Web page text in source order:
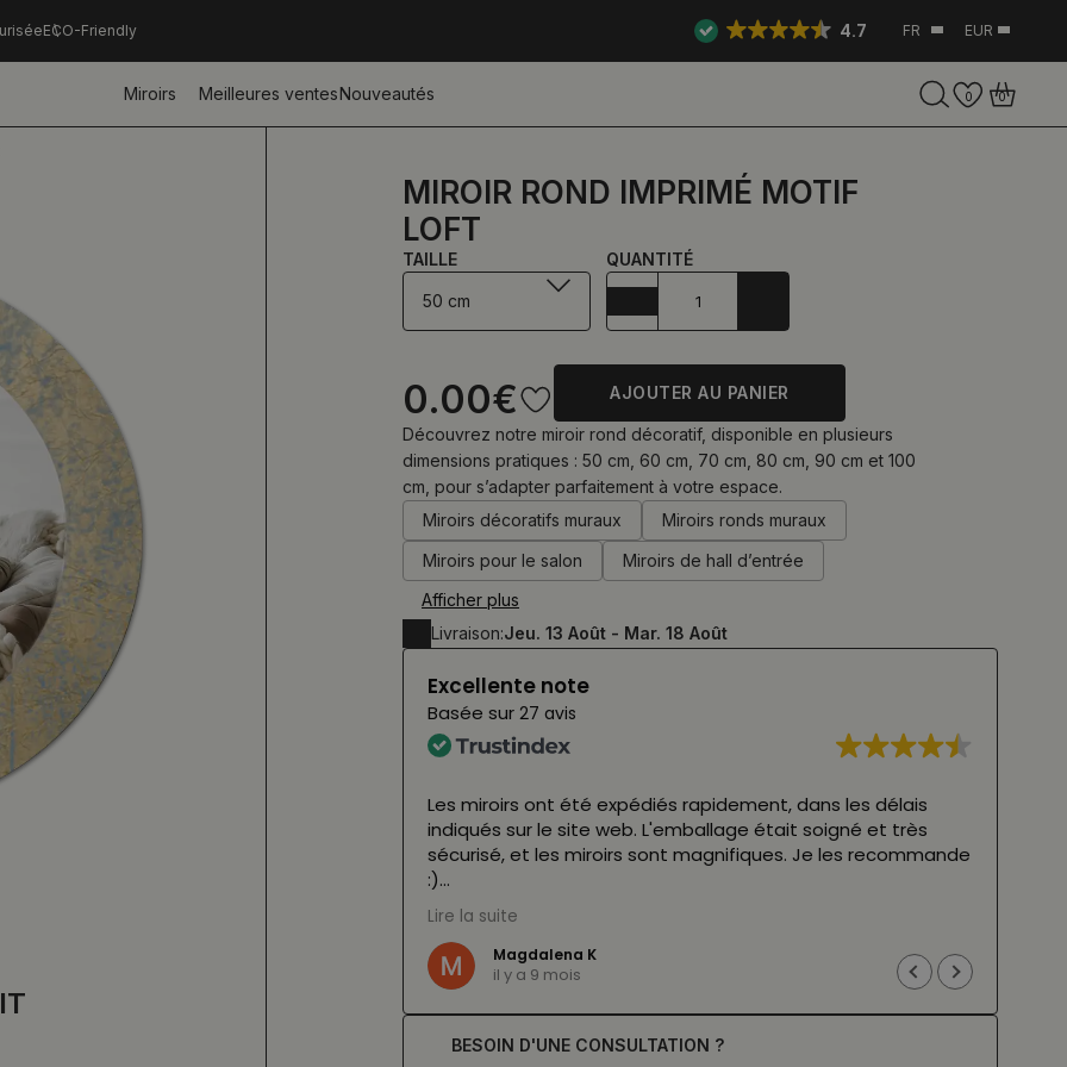
ECO-Friendly 4.7 FR EUR
Miroirs Meilleures ventesNouveautés 0 0
MIROIR ROND IMPRIMÉ MOTIF
LOFT
TAILLE
50 cm
QUANTITÉ
0.00€ AJOUTER AU PANIER
Découvrez notre miroir rond décoratif, disponible en plusieurs
dimensions pratiques : 50 cm, 60 cm, 70 cm, 80 cm, 90 cm et 100
cm, pour s’adapter parfaitement à votre espace.
Miroirs décoratifs muraux
Miroirs ronds muraux
Miroirs pour le salon
Miroirs de hall d’entrée
Afficher plus
Livraison:Jeu. 13 Août - Mar. 18 Août
Excellente note
Basée sur 27 avis
miroirs aujourd'hui, et ils sont
Les miroirs ont été expédiés rapidement, dans les délais
indiqués sur le site web. L'emballage était soigné et très
sécurisé, et les miroirs sont magnifiques. Je les recommande
:)
(Traduit par Google,
Lire la suite
Magdalena K
il y a 9 mois
BESOIN D'UNE CONSULTATION ?